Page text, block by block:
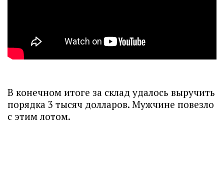
В конечном итоге за склад удалось выручить
порядка 3 тысяч долларов. Мужчине повезло
с этим лотом.